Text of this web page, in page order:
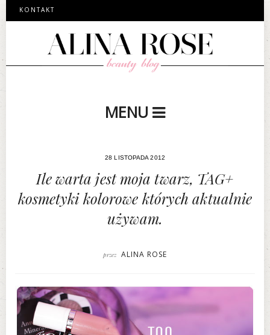
KONTAKT
MENU
28 LISTOPADA 2012
Ile warta jest moja twarz, TAG+
kosmetyki kolorowe których aktualnie
używam.
przez ALINA ROSE